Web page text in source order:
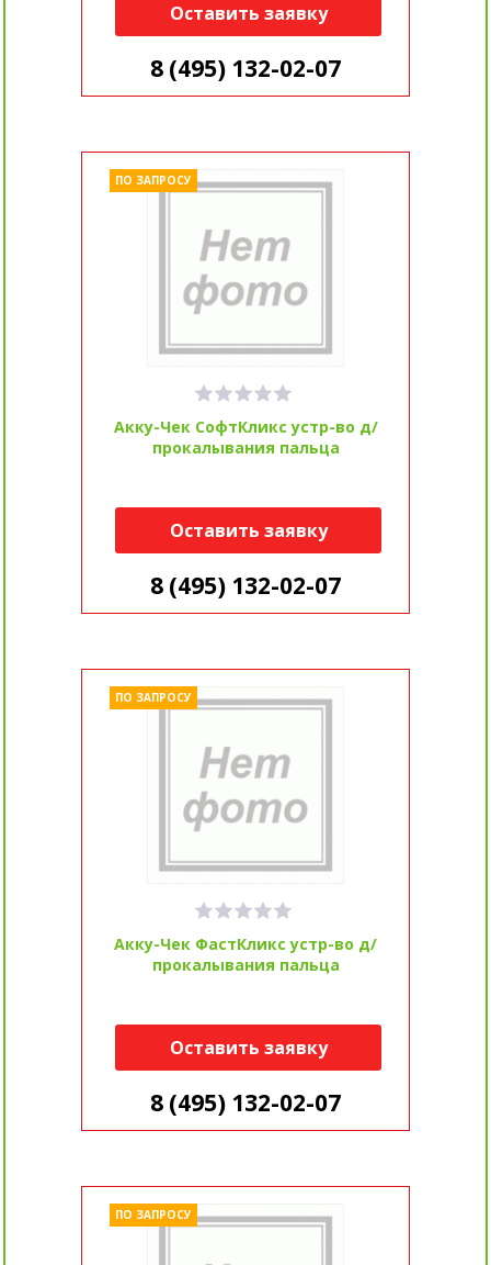
Оставить заявку
8 (495) 132-02-07
Акку-Чек СофтКликс устр-во д/
прокалывания пальца
ПО ЗАПРОСУ
Оставить заявку
8 (495) 132-02-07
Акку-Чек ФастКликс устр-во д/
прокалывания пальца
ПО ЗАПРОСУ
Оставить заявку
8 (495) 132-02-07
ПО ЗАПРОСУ